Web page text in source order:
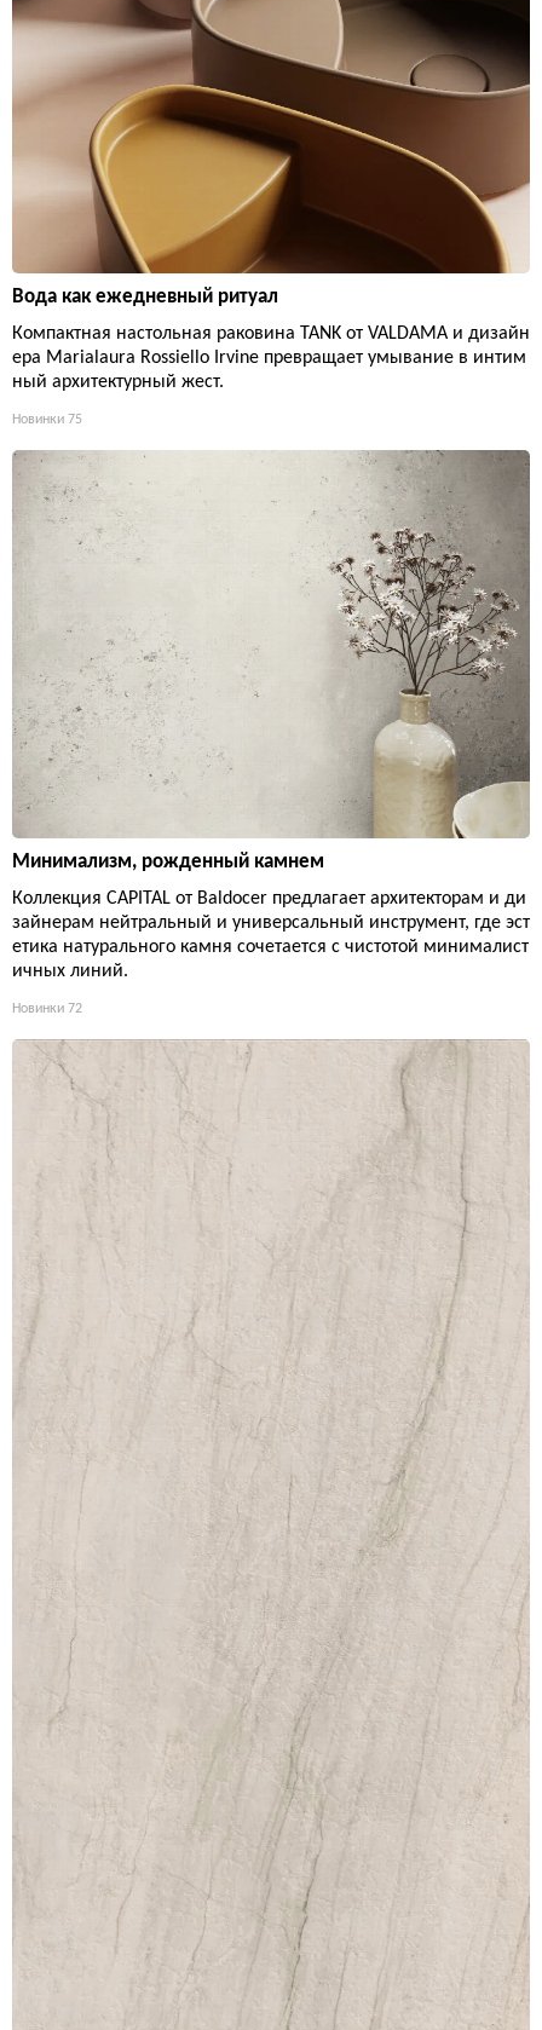
Вода как ежедневный ритуал
Компактная настольная раковина TANK от VALDAMA и дизайн
ера Marialaura Rossiello Irvine превращает умывание в интим
ный архитектурный жест.
Новинки 75
Минимализм, рожденный камнем
Коллекция CAPITAL от Baldocer предлагает архитекторам и ди
зайнерам нейтральный и универсальный инструмент, где эст
етика натурального камня сочетается с чистотой минималист
ичных линий.
Новинки 72